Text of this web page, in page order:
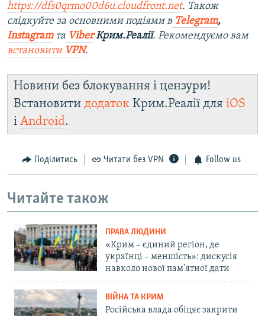
https://dfs0qrmo00d6u.cloudfront.net. Також
слідкуйте за основними подіями в Telegram,
Instagramта Viber Крим.Реалії. Рекомендуємо вам
встановити VPN.
Новини без блокування і цензури!
Встановити додаток Крим.Реалії для iOS
і Android.
Поділитись Читати без VPN Follow us
Читайте також
ПРАВА ЛЮДИНИ
«Крим – єдиний регіон, де
українці – меншість»: дискусія
навколо нової пам'ятної дати
ВІЙНА ТА КРИМ
Російська влада обіцяє закрити